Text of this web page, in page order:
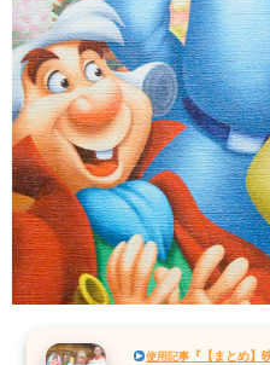
使用記事 『【まとめ】